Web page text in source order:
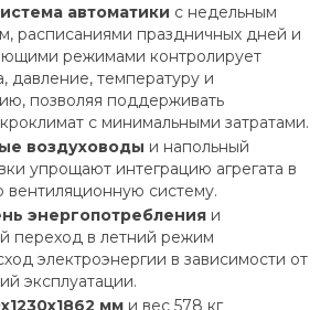
автоматики с недельным
расписаниями праздничных дней и
режимами контролирует
давление, температуру и
позволяя поддерживать
с минимальными затратами.
воздуховоды и напольный
упрощают интеграцию агрегата в
систему.
энергопотребления и
переход в летний режим
электроэнергии в зависимости от
эксплуатации.
мм и вес 578 кг